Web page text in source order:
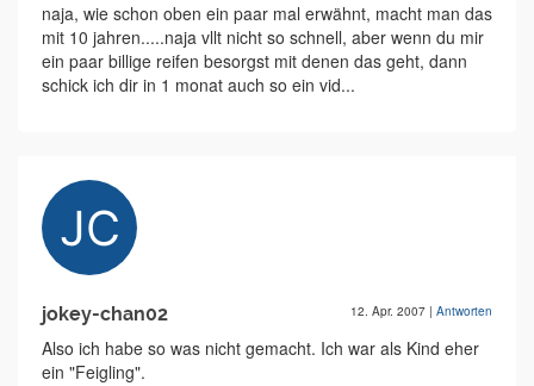
naja, wie schon oben ein paar mal erwähnt, macht man das
mit 10 jahren.....naja vllt nicht so schnell, aber wenn du mir
ein paar billige reifen besorgst mit denen das geht, dann
schick ich dir in 1 monat auch so ein vid...
jokey-chan02 12. Apr. 2007 | Antworten
Also ich habe so was nicht gemacht. Ich war als Kind eher
ein "Feigling".